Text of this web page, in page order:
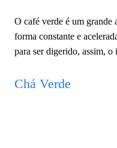
O café verde é um grande
forma constante e
para ser digerido, assim, o
Chá Verde